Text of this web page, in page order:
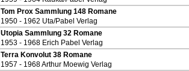
Tom Prox Sammlung 148 Romane
1950 - 1962 Uta/Pabel Verlag
Utopia Sammlung 32 Romane
1953 - 1968 Erich Pabel Verlag
Terra Konvolut 38 Romane
1957 - 1968 Arthur Moewig Verlag